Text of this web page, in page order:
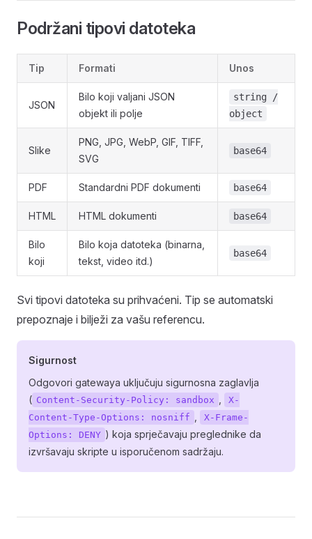
Podržani tipovi datoteka
Tip Formati Unos
JSON
Bilo koji valjani JSON
objekt ili polje
string /
object
Slike
PNG, JPG, WebP, GIF, TIFF,
SVG
base64
PDF Standardni PDF dokumenti base64
HTML HTML dokumenti base64
Bilo
koji
Bilo koja datoteka (binarna,
tekst, video itd.)
base64
Svi tipovi datoteka su prihvaćeni. Tip se automatski
prepoznaje i bilježi za vašu referencu.
Sigurnost
Odgovori gatewaya uključuju sigurnosna zaglavlja
( Content-Security-Policy: sandbox
X-
Content-Type-Options: nosniff
X-Frame-
Options: DENY ) koja sprječavaju preglednike da
izvršavaju skripte u isporučenom sadržaju.